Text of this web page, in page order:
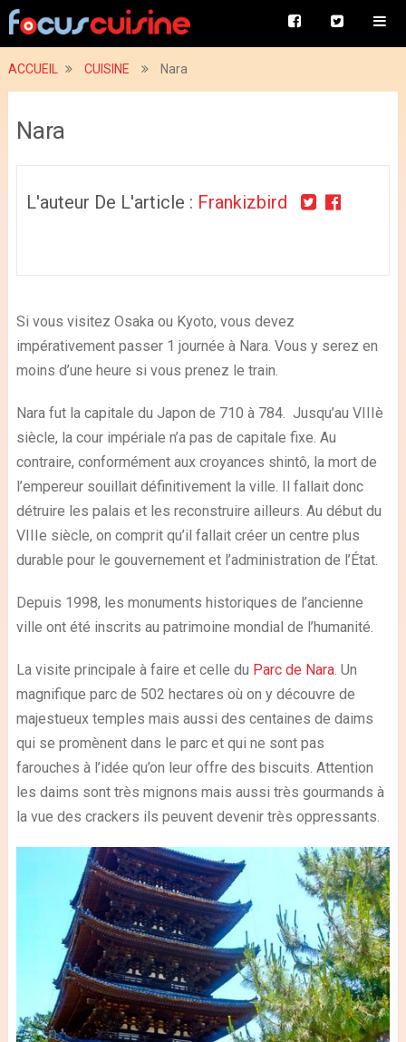
ACCUEIL CUISINE Nara
Nara
L'auteur De L'article : Frankizbird
Si vous visitez Osaka ou Kyoto, vous devez
impérativement passer 1 journée à Nara. Vous y serez en
moins d’une heure si vous prenez le train.
Nara fut la capitale du Japon de 710 à 784. Jusqu’au VIIIè
siècle, la cour impériale n’a pas de capitale fixe. Au
contraire, conformément aux croyances shintô, la mort de
l’empereur souillait définitivement la ville. Il fallait donc
détruire les palais et les reconstruire ailleurs. Au début du
VIIIe siècle, on comprit qu’il fallait créer un centre plus
durable pour le gouvernement et l’administration de l’État.
Depuis 1998, les monuments historiques de l’ancienne
ville ont été inscrits au patrimoine mondial de l’humanité.
La visite principale à faire et celle du Parc de Nara. Un
magnifique parc de 502 hectares où on y découvre de
majestueux temples mais aussi des centaines de daims
qui se promènent dans le parc et qui ne sont pas
farouches à l’idée qu’on leur offre des biscuits. Attention
les daims sont très mignons mais aussi très gourmands à
la vue des crackers ils peuvent devenir très oppressants.